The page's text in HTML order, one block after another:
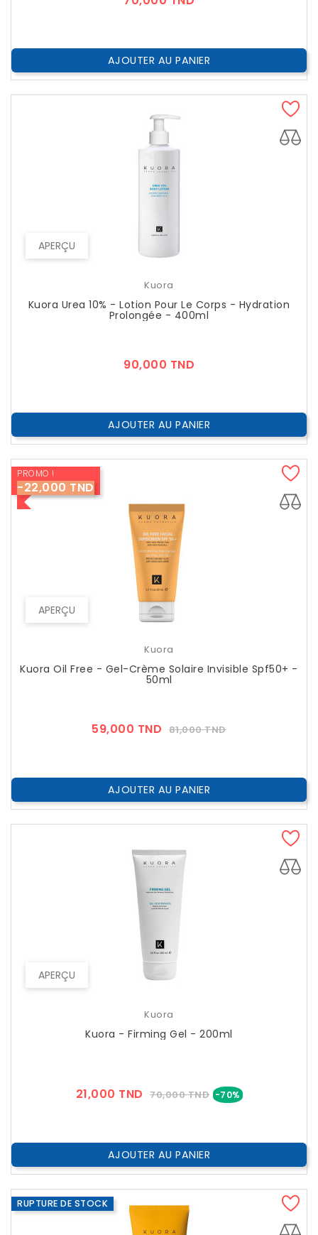
AJOUTER AU PANIER
APERÇU
Kuora
Kuora Urea 10% - Lotion Pour Le Corps - Hydration
Prolongée - 400ml
90,000 TND
AJOUTER AU PANIER
APERÇU
PROMO !
-22,000 TND
Kuora
Kuora Oil Free - Gel-Crème Solaire Invisible Spf50+ -
50ml
59,000 TND Prix
81,000 TNDPrix
AJOUTER AU PANIER
APERÇU
Kuora
Kuora - Firming Gel - 200ml
21,000 TND Prix
70,000 TND -70% Prix
AJOUTER AU PANIER
RUPTURE DE STOCK